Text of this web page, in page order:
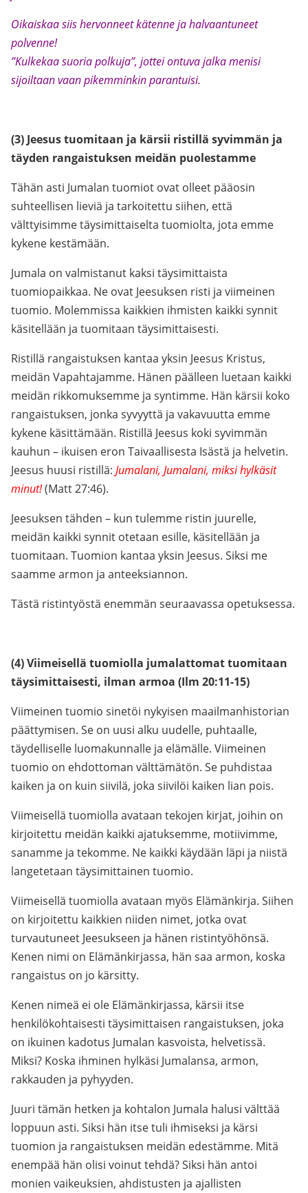
Oikaiskaa siis hervonneet kätenne ja halvaantuneet
polvenne!
”Kulkekaa suoria polkuja”, jottei ontuva jalka menisi
sijoiltaan vaan pikemminkin parantuisi.
(3) Jeesus tuomitaan ja kärsii ristillä syvimmän ja
täyden rangaistuksen meidän puolestamme
Tähän asti Jumalan tuomiot ovat olleet pääosin
suhteellisen lieviä ja tarkoitettu siihen, että
välttyisimme täysimittaiselta tuomiolta, jota emme
kykene kestämään.
Jumala on valmistanut kaksi täysimittaista
tuomiopaikkaa. Ne ovat Jeesuksen risti ja viimeinen
tuomio. Molemmissa kaikkien ihmisten kaikki synnit
käsitellään ja tuomitaan täysimittaisesti.
Ristillä rangaistuksen kantaa yksin Jeesus Kristus,
meidän Vapahtajamme. Hänen päälleen luetaan kaikki
meidän rikkomuksemme ja syntimme. Hän kärsii koko
rangaistuksen, jonka syvyyttä ja vakavuutta emme
kykene käsittämään. Ristillä Jeesus koki syvimmän
kauhun – ikuisen eron Taivaallisesta Isästä ja helvetin.
Jeesus huusi ristillä: Jumalani, Jumalani, miksi hylkäsit
minut!(Matt 27:46).
Jeesuksen tähden – kun tulemme ristin juurelle,
meidän kaikki synnit otetaan esille, käsitellään ja
tuomitaan. Tuomion kantaa yksin Jeesus. Siksi me
saamme armon ja anteeksiannon.
Tästä ristintyöstä enemmän seuraavassa opetuksessa.
(4) Viimeisellä tuomiolla jumalattomat tuomitaan
täysimittaisesti, ilman armoa (Ilm 20:11-15)
Viimeinen tuomio sinetöi nykyisen maailmanhistorian
päättymisen. Se on uusi alku uudelle, puhtaalle,
täydelliselle luomakunnalle ja elämälle. Viimeinen
tuomio on ehdottoman välttämätön. Se puhdistaa
kaiken ja on kuin siivilä, joka siivilöi kaiken lian pois.
Viimeisellä tuomiolla avataan tekojen kirjat, joihin on
kirjoitettu meidän kaikki ajatuksemme, motiivimme,
sanamme ja tekomme. Ne kaikki käydään läpi ja niistä
langetetaan täysimittainen tuomio.
Viimeisellä tuomiolla avataan myös Elämänkirja. Siihen
on kirjoitettu kaikkien niiden nimet, jotka ovat
turvautuneet Jeesukseen ja hänen ristintyöhönsä.
Kenen nimi on Elämänkirjassa, hän saa armon, koska
rangaistus on jo kärsitty.
Kenen nimeä ei ole Elämänkirjassa, kärsii itse
henkilökohtaisesti täysimittaisen rangaistuksen, joka
on ikuinen kadotus Jumalan kasvoista, helvetissä.
Miksi? Koska ihminen hylkäsi Jumalansa, armon,
rakkauden ja pyhyyden.
Juuri tämän hetken ja kohtalon Jumala halusi välttää
loppuun asti. Siksi hän itse tuli ihmiseksi ja kärsi
tuomion ja rangaistuksen meidän edestämme. Mitä
enempää hän olisi voinut tehdä? Siksi hän antoi
monien vaikeuksien, ahdistusten ja ajallisten